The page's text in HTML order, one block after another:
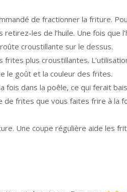
de fractionner la friture.
les de l’huile. Une fois que
croustillante sur le dessus.
frites plus croustillantes.
le goût et la couleur des frites.
dans la poêle, ce qui ferait
frites que vous faites frire à la
Une coupe régulière aide les